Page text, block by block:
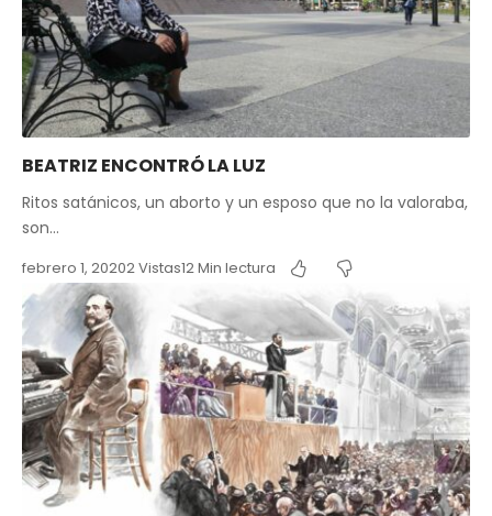
BEATRIZ ENCONTRÓ LA LUZ
Ritos satánicos, un aborto y un esposo que no la valoraba,
son…
febrero 1, 20202 Vistas12 Min lectura